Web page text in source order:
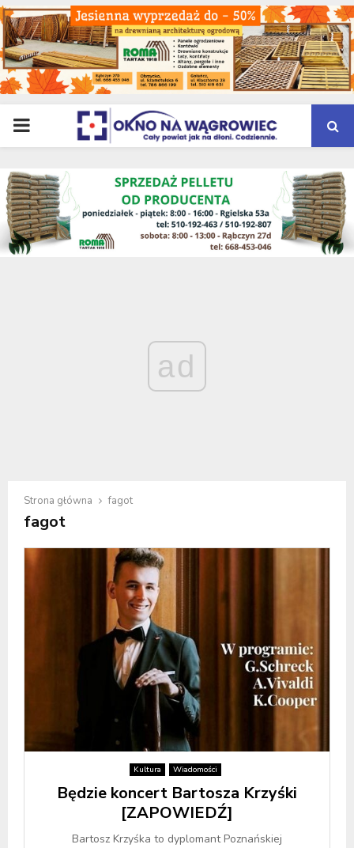
PRIMARY
MENU
ad
Strona główna fagot
fagot
Kultura Wiadomości
Będzie koncert Bartosza Krzyśki
[ZAPOWIEDŹ]
Bartosz Krzyśka to dyplomant Poznańskiej